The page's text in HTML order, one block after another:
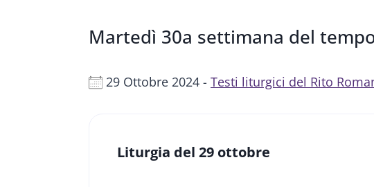
Martedì 30a settimana del
29 Ottobre 2024 - Testi liturgici del Rito
Liturgia del 29 ottobre